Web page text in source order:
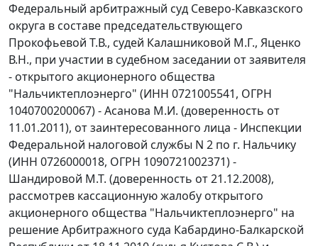
Федеральный арбитражный суд Северо-Кавказского
округа в составе председательствующего
Прокофьевой Т.В., судей Калашниковой М.Г., Яценко
В.Н., при участии в судебном заседании от заявителя
- открытого акционерного общества
"Нальчиктеплоэнерго" (ИНН 0721005541, ОГРН
1040700200067) - Асанова М.И. (доверенность от
11.01.2011), от заинтересованного лица - Инспекции
Федеральной налоговой службы N 2 по г. Нальчику
(ИНН 0726000018, ОГРН 1090721002371) -
Шандировой М.Т. (доверенность от 21.12.2008),
рассмотрев кассационную жалобу открытого
акционерного общества "Нальчиктеплоэнерго" на
решение Арбитражного суда Кабардино-Балкарской